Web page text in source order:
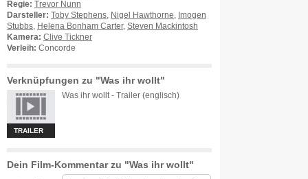
Regie: Trevor Nunn
Darsteller: Toby Stephens Nigel Hawthorne
Imogen
Stubbs
Helena Bonham Carter, Steven Mackintosh
Kamera: Clive Tickner
Verleih: Concorde
Verknüpfungen zu "Was ihr wollt"
TRAILER
Was ihr wollt - Trailer (englisch)
Dein Film-Kommentar zu "Was ihr wollt"